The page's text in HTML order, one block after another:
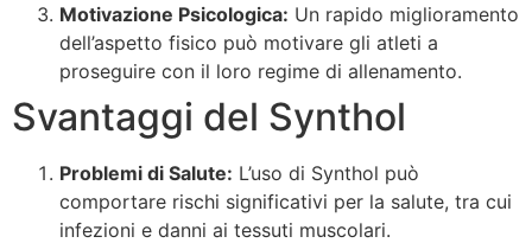
Motivazione Psicologica: Un rapido miglioramento
dell’aspetto fisico può motivare gli atleti a
proseguire con il loro regime di allenamento.
Svantaggi del Synthol
Problemi di Salute: L’uso di Synthol può
comportare rischi significativi per la salute, tra cui
infezioni e danni ai tessuti muscolari.